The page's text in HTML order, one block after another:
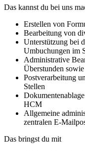
Das kannst du bei uns
Erstellen von
Bearbeitung von
Unterstützung bei
Umbuchungen im
Administrative
Überstunden
Postverarbeitung
Stellen
HCM
Allgemeine
zentralen E-
Das bringst du mit